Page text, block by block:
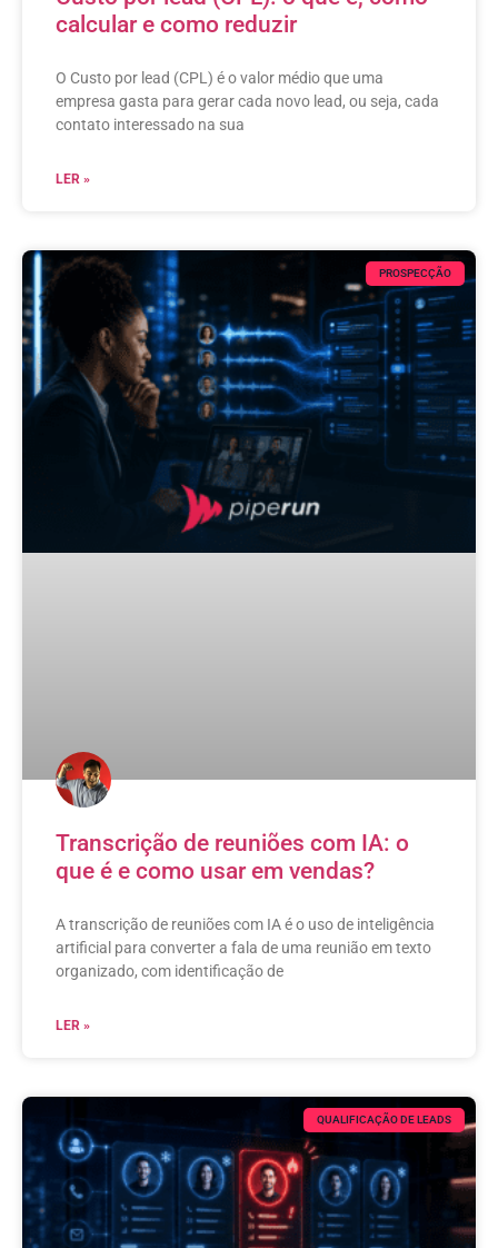
calcular e como reduzir
O Custo por lead (CPL) é o valor médio que uma
empresa gasta para gerar cada novo lead, ou seja, cada
contato interessado na sua
LER »
PROSPECÇÃO
Transcrição de reuniões com IA: o
que é e como usar em vendas?
A transcrição de reuniões com IA é o uso de inteligência
artificial para converter a fala de uma reunião em texto
organizado, com identificação de
LER »
QUALIFICAÇÃO DE LEADS